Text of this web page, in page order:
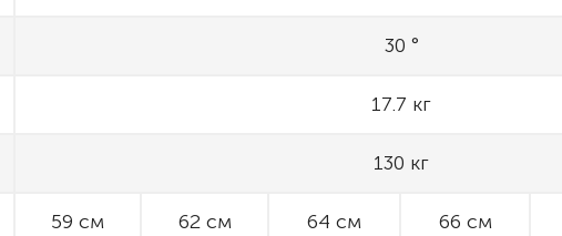
30 °
17.7 кг
130 кг
59 см 62 см 64 см 66 см